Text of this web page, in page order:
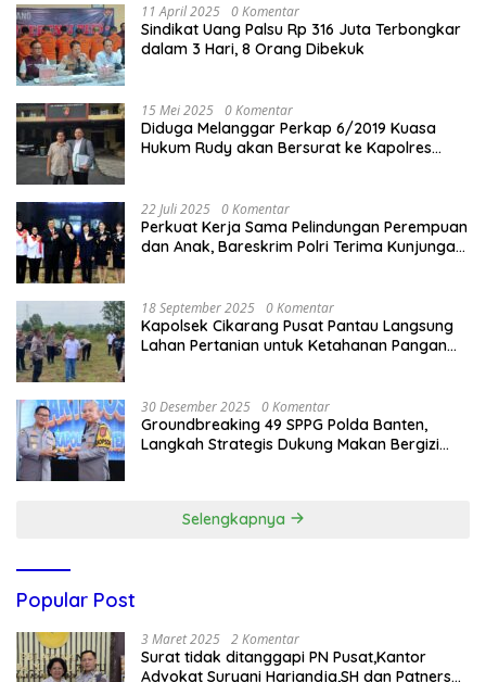
11 April 2025 0 Komentar
Sindikat Uang Palsu Rp 316 Juta Terbongkar
dalam 3 Hari, 8 Orang Dibekuk
15 Mei 2025 0 Komentar
Diduga Melanggar Perkap 6/2019 Kuasa
Hukum Rudy akan Bersurat ke Kapolres
22 Juli 2025 0 Komentar
Perkuat Kerja Sama Pelindungan Perempuan
dan Anak, Bareskrim Polri Terima Kunjungan
18 September 2025 0 Komentar
Kapolsek Cikarang Pusat Pantau Langsung
Lahan Pertanian untuk Ketahanan Pangan
30 Desember 2025 0 Komentar
Groundbreaking 49 SPPG Polda Banten,
Langkah Strategis Dukung Makan Bergizi
Selengkapnya
Popular Post
3 Maret 2025 2 Komentar
Surat tidak ditanggapi PN Pusat,Kantor
Advokat Suryani Hariandja,SH dan Patners